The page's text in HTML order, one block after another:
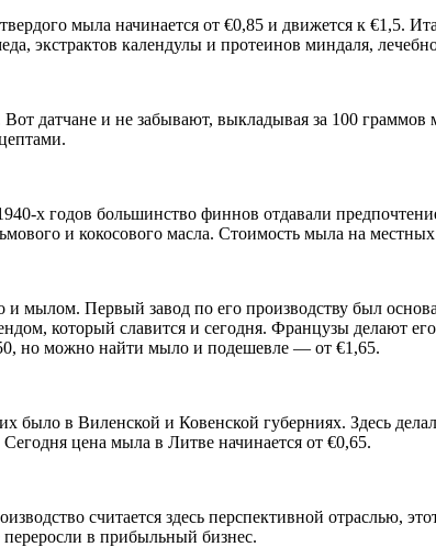
мыла начинается от €0,85 и движется к €1,5.
экстрактов календулы и протеинов миндаля,
датчане и не забывают, выкладывая за 100
х годов большинство финнов отдавали
и кокосового масла. Стоимость мыла на местных
и мылом. Первый завод по его производству был
который славится и сегодня. Французы
но можно найти мыло и подешевле — от €1,65.
было в Виленской и Ковенской губерниях. Здесь
цена мыла в Литве начинается от €0,65.
считается здесь перспективной отраслью,
переросли в прибыльный бизнес.